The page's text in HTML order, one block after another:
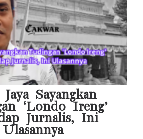
Sayangkan
‘Londo Ireng’
Jurnalis, Ini
Ulasannya